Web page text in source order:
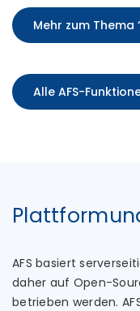
Mehr zum
Alle AFS-
AFS basiert
daher auf Open-
betrieben werden.